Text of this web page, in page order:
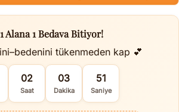
Alana 1 Bedava Bitiyor!
tükenmeden kap 💕
02
Saat
03
Dakika
50
Saniye